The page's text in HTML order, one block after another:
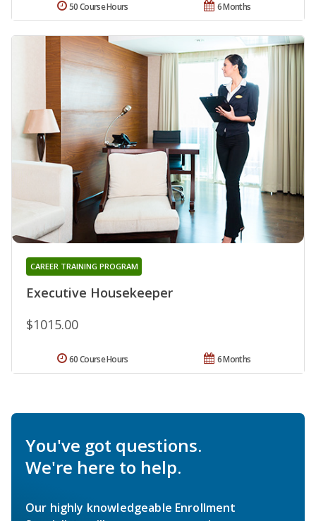
6 Months
50 Course Hours
Executive Housekeeper
CAREER TRAINING PROGRAM
$1015.00
6 Months
60 Course Hours
You've got questions.
We're here to help.
Our highly knowledgeable Enrollment